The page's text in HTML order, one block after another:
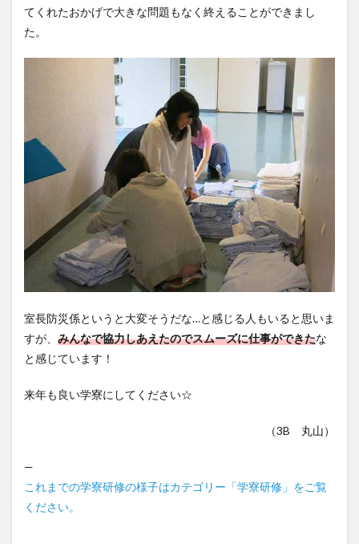
てくれたおかげで大きな問題もなく終えることができまし
た。
室長防災係というと大変そうだな…と感じる人もいると思いま
すが、 みんなで協力しあえたのでスムーズに仕事ができたな
と感じています！
来年も良い学寮にしてください☆
（3B 丸山）
—
これまでの学寮研修の様子はカテゴリー「学寮研修」をご覧
ください。